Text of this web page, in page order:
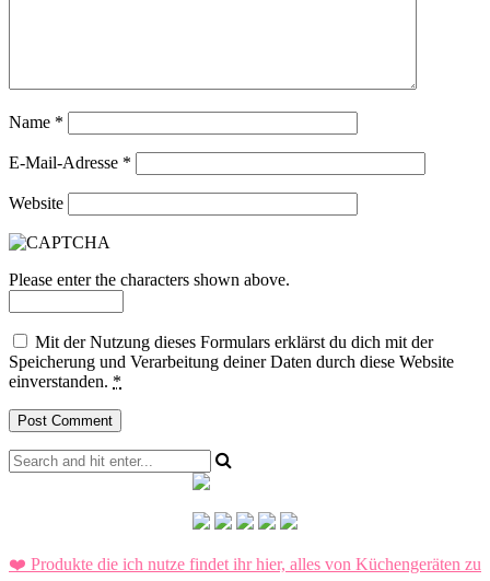
Name *
E-Mail-Adresse *
Website
Please enter the characters shown above.
Mit der Nutzung dieses Formulars erklärst du dich mit der
Speicherung und Verarbeitung deiner Daten durch diese Website
einverstanden. *
❤️ Produkte die ich nutze findet ihr hier, alles von Küchengeräten zu